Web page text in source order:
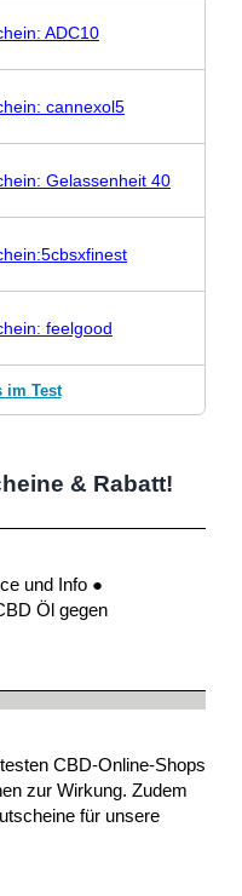
ADC10
cannexol5
Gelassenheit 40
feelgood
im Test
& Rabatt!
und Info ●
Öl gegen
CBD-Online-Shops
zur Wirkung. Zudem
für unsere